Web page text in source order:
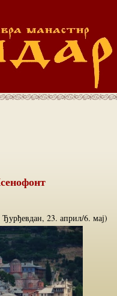
Ђурђевдан, 23. април/6. мај)